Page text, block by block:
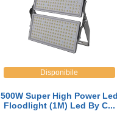
Disponibile
500W Super High Power Led
Floodlight (1M) Led By C...